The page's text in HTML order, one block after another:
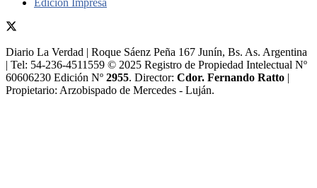
Edición Impresa
Diario La Verdad | Roque Sáenz Peña 167 Junín, Bs. As. Argentina
| Tel: 54-236-4511559 © 2025 Registro de Propiedad Intelectual Nº
60606230 Edición Nº 2955. Director:​ Cdor. Fernando Ratto |
Propietario:​ Arzobispado de Mercedes - Luján.